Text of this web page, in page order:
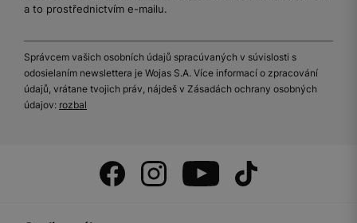
a to prostřednictvím e-mailu.
Správcem vašich osobních údajů spracúvaných v súvislosti s
odosielaním newslettera je Wojas S.A. Více informací o zpracování
údajů, vrátane tvojich práv, nájdeš v Zásadách ochrany osobných
údajov: rozbal